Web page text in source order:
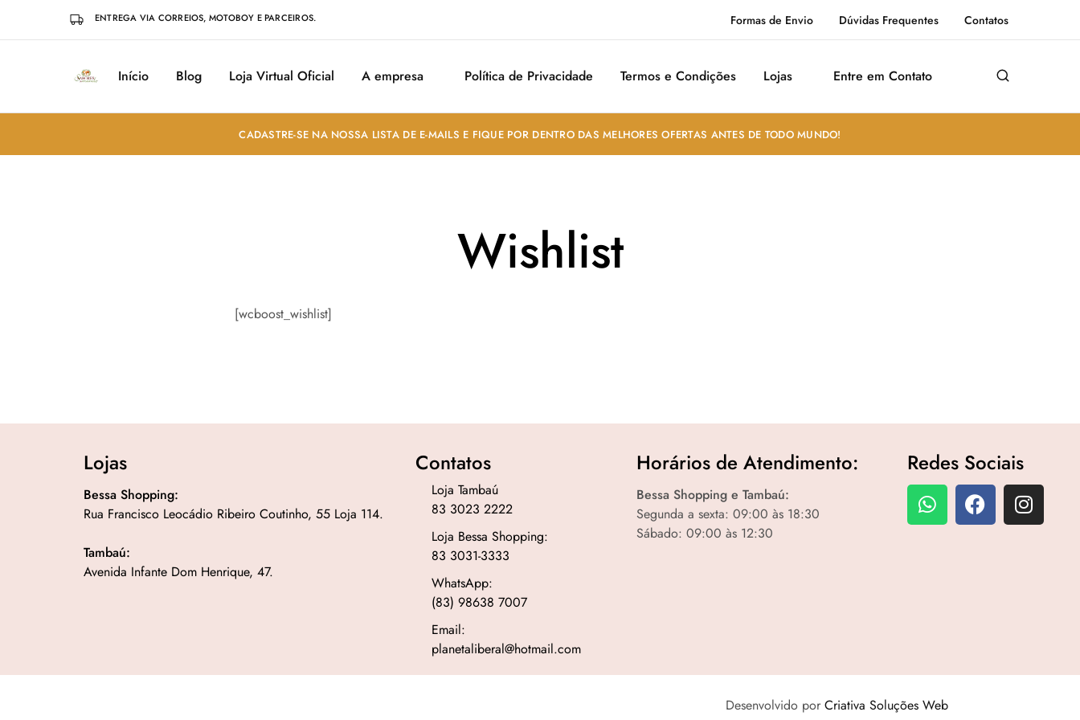
ENTREGA VIA CORREIOS, MOTOBOY E PARCEIROS. Formas de Envio Dúvidas Frequentes Contatos
Sabores
Sua
Temperos
em
Início Blog Loja Virtual Oficial A empresa Política de Privacidade Termos e Condições Lojas Entre em Contato
CADASTRE-SE NA NOSSA LISTA DE E-MAILS E FIQUE POR DENTRO DAS MELHORES OFERTAS ANTES DE TODO MUNDO!
Wishlist
[wcboost_wishlist]
Lojas
Bessa Shopping:
Rua Francisco Leocádio Ribeiro Coutinho, 55 Loja 114.
Tambaú:
Avenida Infante Dom Henrique, 47.
Contatos
Loja Tambaú
83 3023 2222
Loja Bessa Shopping:
83 3031-3333
WhatsApp:
(83) 98638 7007
Email:
planetaliberal@hotmail.com
Horários de Atendimento:
Bessa Shopping e Tambaú:
Segunda a sexta: 09:00 às 18:30
Sábado: 09:00 às 12:30
Redes Sociais
Desenvolvido por Criativa Soluções Web